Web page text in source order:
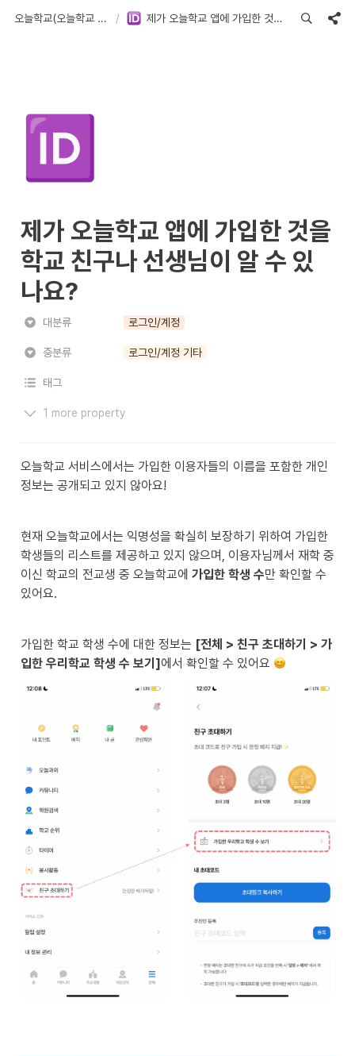
오늘학교(오늘학교 아카데미) FAQ / 제가 오늘학교 앱에 가입한 것을 학교 친구나 선생님이 알 수 있나요?
🆔
제가 오늘학교 앱에 가입한 것을
학교 친구나 선생님이 알 수 있
나요?
대분류 로그인/계정
중분류 로그인/계정 기타
태그
1 more property
오늘학교 서비스에서는 가입한 이용자들의 이름을 포함한 개인
정보는 공개되고 있지 않아요!
현재 오늘학교에서는 익명성을 확실히 보장하기 위하여 가입한
학생들의 리스트를 제공하고 있지 않으며, 이용자님께서 재학 중
이신 학교의 전교생 중 오늘학교에 가입한 학생 수만 확인할 수
있어요.
가입한 학교 학생 수에 대한 정보는 [전체 > 친구 초대하기 > 가
입한 우리학교 학생 수 보기]에서 확인할 수 있어요